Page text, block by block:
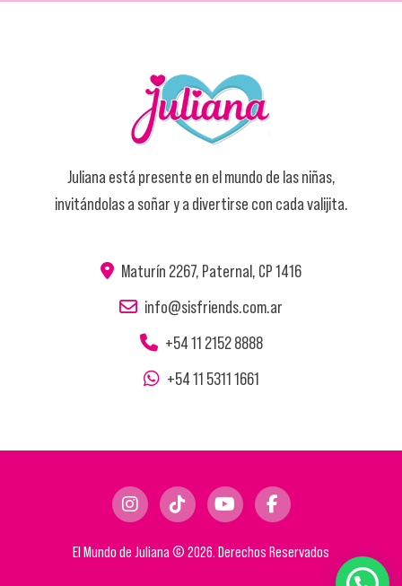
Juliana está presente en el mundo de las niñas,
invitándolas a soñar y a divertirse con cada valijita.
Maturín 2267, Paternal, CP 1416
info@sisfriends.com.ar
+54 11 2152 8888
+54 11 5311 1661
El Mundo de Juliana © 2026. Derechos Reservados